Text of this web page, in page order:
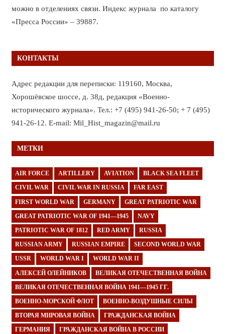
можно в отделениях связи. Индекс журнала по каталогу
«Пресса России» – 39887.
КОНТАКТЫ
Адрес редакции для переписки: 119160, Москва,
Хорошёвское шоссе, д. 38д, редакция «Военно-
исторического журнала». Тел.: +7 (495) 941-26-50; + 7 (495)
941-26-12. E-mail: Mil_Hist_magazin@mail.ru
МЕТКИ
AIR FORCE ARTILLERY AVIATION BLACK SEA FLEET
CIVIL WAR CIVIL WAR IN RUSSIA FAR EAST
FIRST WORLD WAR GERMANY GREAT PATRIOTIC WAR
GREAT PATRIOTIC WAR OF 1941—1945 NAVY
PATRIOTIC WAR OF 1812 RED ARMY RUSSIA
RUSSIAN ARMY RUSSIAN EMPIRE SECOND WORLD WAR
USSR WORLD WAR I WORLD WAR II
АЛЕКСЕЙ ОЛЕЙНИКОВ ВЕЛИКАЯ ОТЕЧЕСТВЕННАЯ ВОЙНА
ВЕЛИКАЯ ОТЕЧЕСТВЕННАЯ ВОЙНА 1941—1945 ГГ.
ВОЕННО-МОРСКОЙ ФЛОТ ВОЕННО-ВОЗДУШНЫЕ СИЛЫ
ВТОРАЯ МИРОВАЯ ВОЙНА ГРАЖДАНСКАЯ ВОЙНА
ГЕРМАНИЯ ГРАЖДАНСКАЯ ВОЙНА В РОССИИ